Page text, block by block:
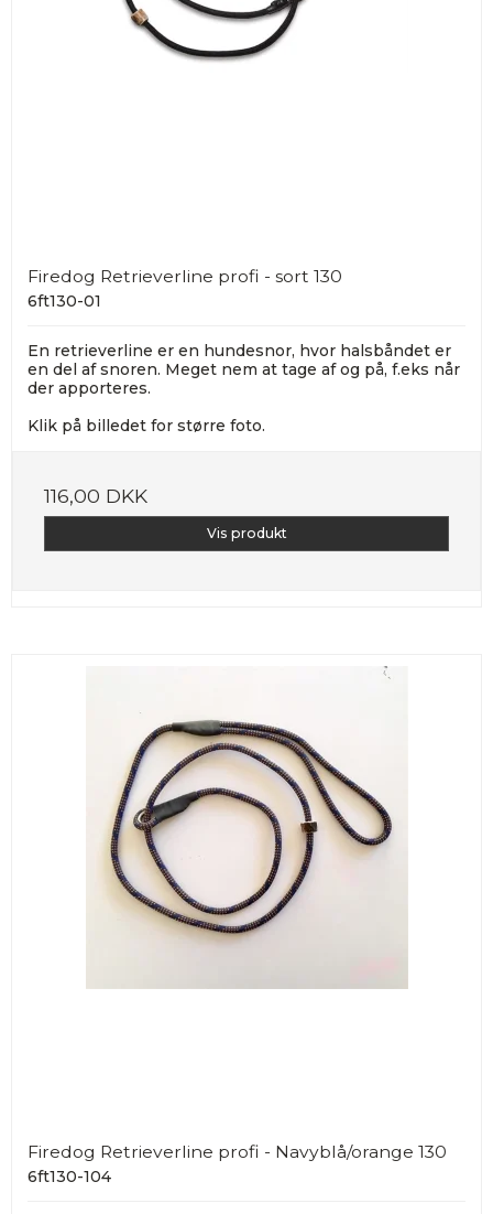
Firedog Retrieverline profi - sort 130
6ft130-01
En retrieverline er en hundesnor, hvor halsbåndet er
en del af snoren. Meget nem at tage af og på, f.eks når
der apporteres.
Klik på billedet for større foto.
116,00 DKK
Vis produkt
Firedog Retrieverline profi - Navyblå/orange 130
6ft130-104